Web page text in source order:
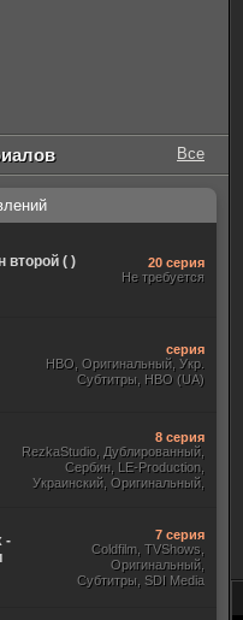
Все
второй ( )
20 серия
Не требуется
серия
HBO, Оригинальный, Укр.
Субтитры, HBO (UA)
8 серия
RezkaStudio, Дублированный,
Сербин, LE-Production,
Украинский, Оригинальный,
-
7 серия
Coldfilm, TVShows,
Оригинальный,
Субтитры, SDI Media